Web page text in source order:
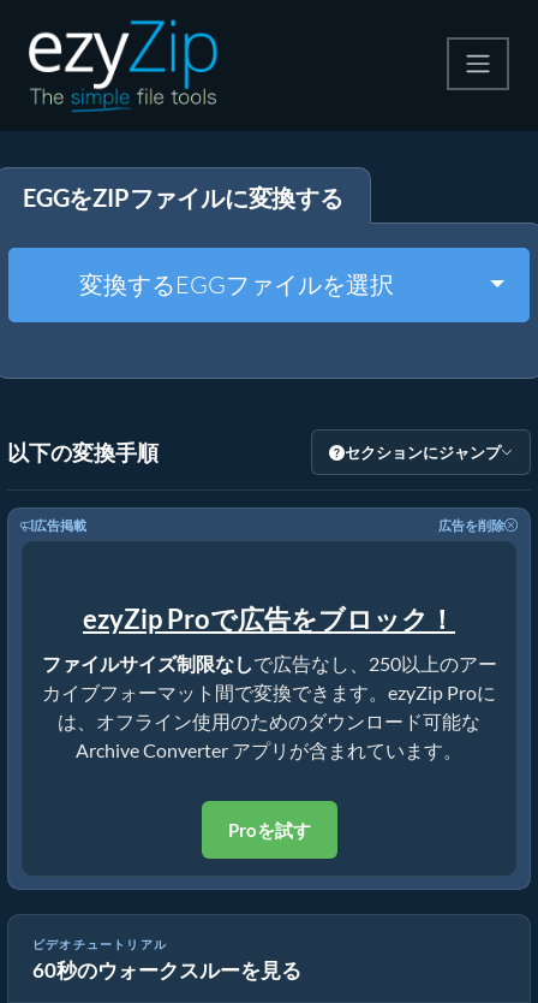
解凍する
その他のツール
EGGをZIPファイルに変換する
変換するEGGファイルを選択
以下の変換手順 セクションにジャンプ
広告掲載 広告を削除
ezyZip Proで広告をブロック！
ファイルサイズ制限なしで広告なし、250以上のアー
カイブフォーマット間で変換できます。ezyZip Proに
は、オフライン使用のためのダウンロード可能な
Archive Converter アプリが含まれています。
Proを試す
ビデオチュートリアル
60秒のウォークスルーを見る
EGGファイルをZIPファイルに変換する方法(簡単ガイド)